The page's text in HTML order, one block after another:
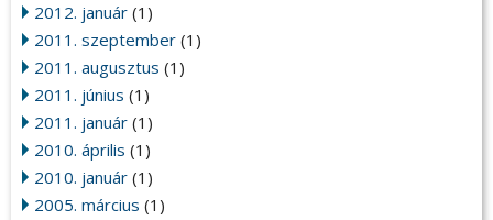
2012. január (1)
2011. szeptember (1)
2011. augusztus (1)
2011. június (1)
2011. január (1)
2010. április (1)
2010. január (1)
2005. március (1)